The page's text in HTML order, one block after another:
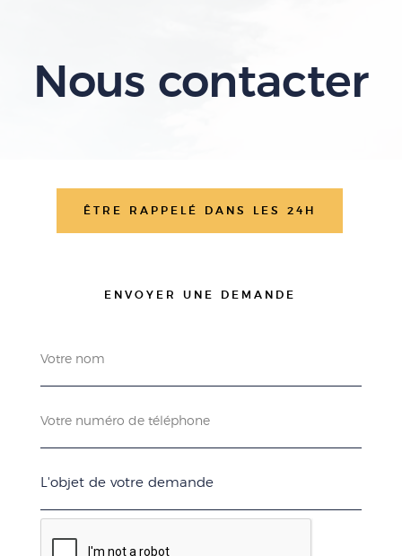
Nous contacter
ÊTRE RAPPELÉ DANS LES 24H
ENVOYER UNE DEMANDE